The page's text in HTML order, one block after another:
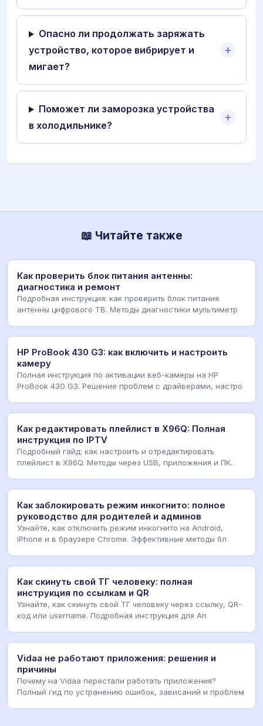
Опасно ли продолжать заряжать
устройство, которое вибрирует и
мигает?
Поможет ли заморозка устройства
в холодильнике?
📖 Читайте также
Как проверить блок питания антенны:
диагностика и ремонт
Подробная инструкция: как проверить блок питания
антенны цифрового ТВ. Методы диагностики мультиметр
HP ProBook 430 G3: как включить и настроить
камеру
Полная инструкция по активации веб-камеры на HP
ProBook 430 G3. Решение проблем с драйверами, настро
Как редактировать плейлист в X96Q: Полная
инструкция по IPTV
Подробный гайд: как настроить и отредактировать
плейлист в X96Q. Методы через USB, приложения и ПК.
Как заблокировать режим инкогнито: полное
руководство для родителей и админов
Узнайте, как отключить режим инкогнито на Android,
iPhone и в браузере Chrome. Эффективные методы бл
Как скинуть свой ТГ человеку: полная
инструкция по ссылкам и QR
Узнайте, как скинуть свой ТГ человеку через ссылку, QR-
код или username. Подробная инструкция для An
Vidaa не работают приложения: решения и
причины
Почему на Vidaa перестали работать приложения?
Полный гид по устранению ошибок, зависаний и проблем